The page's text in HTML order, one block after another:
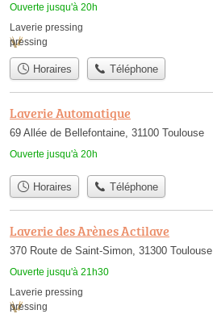
Ouverte jusqu'à 20h
Laverie pressing
pressing
Horaires Téléphone
Laverie Automatique
69 Allée de Bellefontaine, 31100 Toulouse
Ouverte jusqu'à 20h
Horaires Téléphone
Laverie des Arènes Actilave
370 Route de Saint-Simon, 31300 Toulouse
Ouverte jusqu'à 21h30
Laverie pressing
pressing